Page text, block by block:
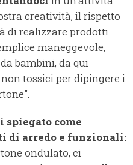
creatività, il rispetto
di realizzare prodotti
maneggevole,
bambini, da qui
tossici per dipingere i
spiegato come
di arredo e funzionali:
ondulato, ci